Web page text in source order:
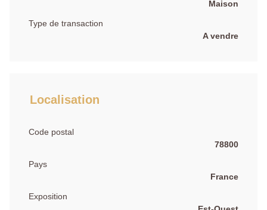
Maison
Type de transaction
A vendre
Localisation
Code postal
78800
Pays
France
Exposition